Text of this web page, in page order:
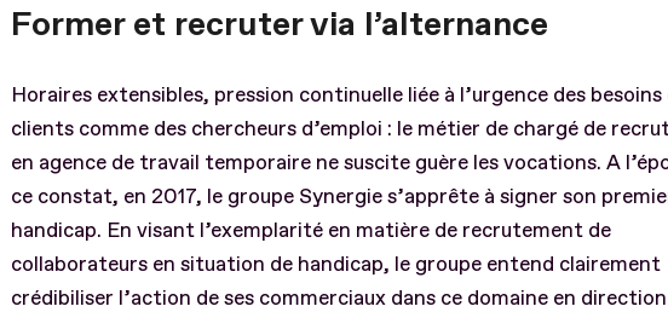
Former et recruter via l’alternance
Horaires extensibles, pression continuelle liée à l’urgence des besoins
clients comme des chercheurs d’emploi : le métier de chargé de
en agence de travail temporaire ne suscite guère les vocations. A
ce constat, en 2017, le groupe Synergie s’apprête à signer son
handicap. En visant l’exemplarité en matière de recrutement de
collaborateurs en situation de handicap, le groupe entend clairement
crédibiliser l’action de ses commerciaux dans ce domaine en